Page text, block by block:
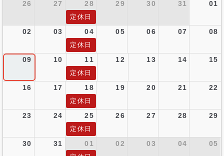
26 27 28 29 30 31 01
定休日
02 03 04 05 06 07 08
定休日
09 10 11 12 13 14 15
定休日
16 17 18 19 20 21 22
定休日
23 24 25 26 27 28 29
定休日
30 31 01 02 03 04 05